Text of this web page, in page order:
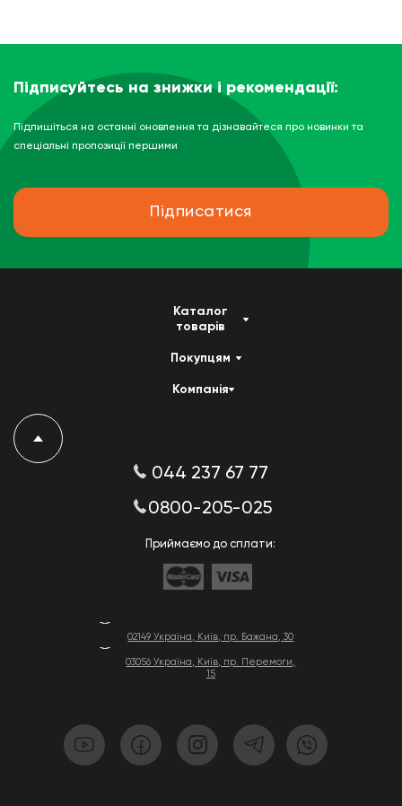
Підписуйтесь на знижки і рекомендації:
Підпишіться на останні оновлення та дізнавайтеся про новинки та
спеціальні пропозиції першими
Підписатися
02149 Україна, Київ, пр. Бажана, 30
03056 Україна, Київ, пр. Перемоги,
15
Каталог
товарів
Покупцям
Компанія
044 237 67 77
0800-205-025
Приймаємо до сплати: